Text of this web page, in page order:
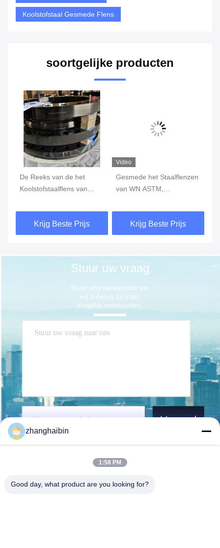
Koolstofstaal Gesmede Flens
soortgelijke producten
De Reeks van de het
Koolstofstaalflens van
Blinde Klasse 150 van het
26 Duimlassen
Krijg Beste Prijs
Video
Gesmede het Staalflenzen
van WN ASTM,
Flenzen 24 Duimklasse
1500Krijg Beste Prijs
Stuur uw vraag
Stuur ons uw verzoek en
wij zullen u zo snel
mogelijk antwoorden.
Verzend
zhanghaibin
1:58 PM
Good day, what product are you looking for?